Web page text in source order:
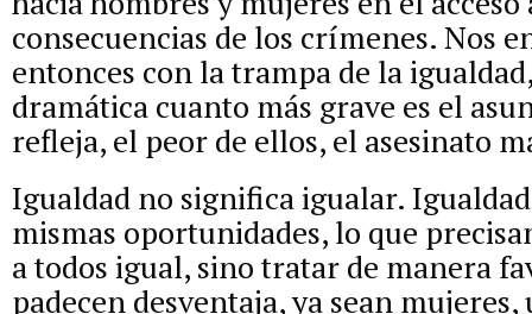
consecuencias de los crímenes. Nos
entonces con la trampa de la
dramática cuanto más grave es el
refleja, el peor de ellos, el asesinato
Igualdad no significa igualar.
mismas oportunidades, lo que
a todos igual, sino tratar de manera
padecen desventaja, ya sean